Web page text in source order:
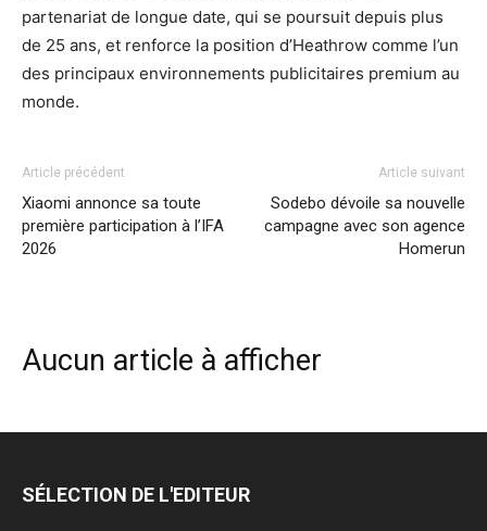
partenariat de longue date, qui se poursuit depuis plus
de 25 ans, et renforce la position d’Heathrow comme l’un
des principaux environnements publicitaires premium au
monde.
Article précédent
Xiaomi annonce sa toute
première participation à l’IFA
2026
Article suivant
Sodebo dévoile sa nouvelle
campagne avec son agence
Homerun
Aucun article à afficher
SÉLECTION DE L'EDITEUR